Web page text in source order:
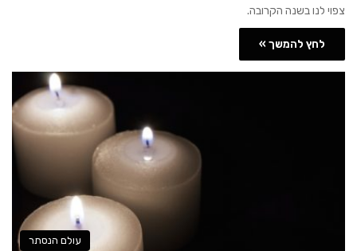
צפוי לנו בשנה הקרובה.
לחץ להמשך »
עולם הנסתר